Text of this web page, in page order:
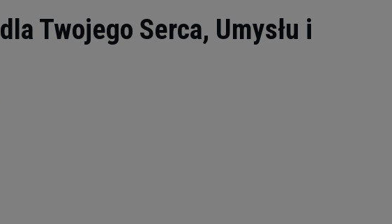
Twojego Serca, Umysłu i